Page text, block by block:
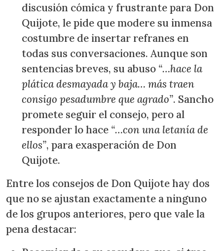
discusión cómica y frustrante para Don
Quijote, le pide que modere su inmensa
costumbre de insertar refranes en
todas sus conversaciones. Aunque son
sentencias breves, su abuso “…hace la
plática desmayada y baja… más traen
consigo pesadumbre que agrado”. Sancho
promete seguir el consejo, pero al
responder lo hace “…con una letanía de
ellos”, para exasperación de Don
Quijote.
Entre los consejos de Don Quijote hay dos
que no se ajustan exactamente a ninguno
de los grupos anteriores, pero que vale la
pena destacar: